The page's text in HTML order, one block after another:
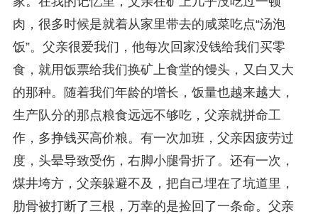
肉，很多时候是就着从家里带去的咸菜吃点“汤泡
饭”。父亲很爱我们，他每次回家没钱给我们买零
食，就用饭票给我们换矿上食堂的馒头，又白又大
的那种。随着我们年龄的增长，饭量也越来越大，
生产队分的那点粮食远远不够吃，父亲就拼命工
作，多挣钱买高价粮。有一次加班，父亲因疲劳过
度，头晕导致受伤，右脚小腿骨折了。还有一次，
煤井垮方，父亲躲避不及，把自己埋在了坑道里，
肋骨被打断了三根，万幸的是捡回了一条命。父亲